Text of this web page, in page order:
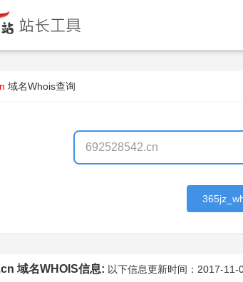
域名Whois查询
域名WHOIS信息: 以下信息更新时间： 2017-11-